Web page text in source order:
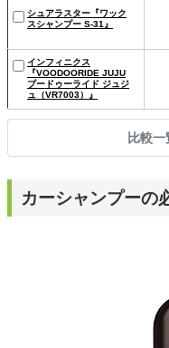
シュアラスター『ワック
スシャンプー S-31』
インフィニクス
『VOODOORIDE JUJU
ブードゥーライド ジュジ
ュ（VR7003）』
比較
カーシャンプーの